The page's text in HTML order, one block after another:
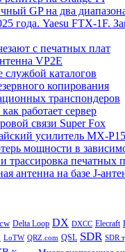
GP на два
года. Yaesu FTX-1F.
с печатных плат
VP2E
службой каталогов
копирования
транспондеров
работает сервер
связи Super Fox
усилитель MX-
мощности в
трассировка печатных
антенна на базе J-
cw Delta Loop DX DXCC Elecraft
LoTW QRZ.com QSL SDR SDR